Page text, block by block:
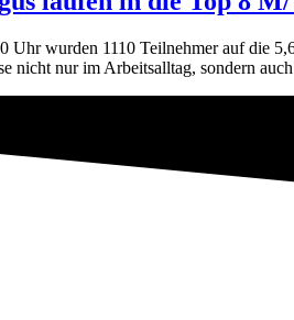
wurden 1110 Teilnehmer auf die
nicht nur im Arbeitsalltag, sondern